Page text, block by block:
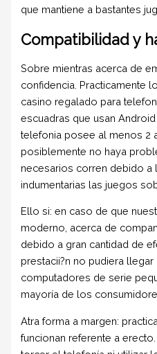
que mantiene a bastantes
Compatibilidad y
Sobre mientras acerca de
confidencia. Practicamente
casino regalado para
escuadras que usan
telefonia posee al menos 2
posiblemente no haya
necesarios corren debido a
indumentarias las juegos
Ello si: en caso de que
moderno, acerca de
debido a gran cantidad de
prestacii?n no pudiera
computadores de serie
mayorí­a de los
Atra forma a margen:
funcionan referente a